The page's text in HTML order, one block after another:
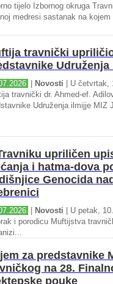
tijelo Izbornog okruga
medresi sastanak na
travnički
Novosti | U četvrtak,
travnički dr. Ahmed-ef.
Udruženja ilmijje MIZ
upriličen
i hatma-dova
Genocida
Novosti | U petak,
i porodicu Muftijstva
za predstavnike
na 28.
pouke